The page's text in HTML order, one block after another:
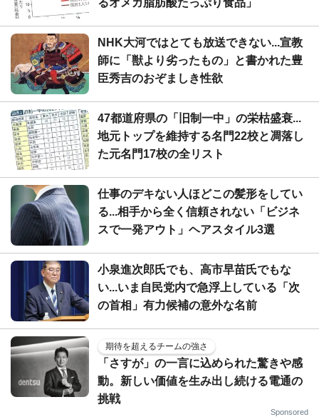
NHK大河ではとても放送できない...宣教
師に「獣より劣ったもの」と書かれた豊
臣秀吉のおぞましき性欲
47都道府県の「旧制一中」の栄枯盛衰...
地元トップを維持する名門22校と凋落し
た元名門17校の全リスト
仕事のデキない人ほどこの髪形をしてい
る...相手から全く信頼されない「ビジネ
スで一発アウト」ヘアスタイル3選
小泉進次郎氏でも、高市早苗氏でもな
い...いま自民党内で急浮上している「次
の首相」有力候補の意外な名前
期待を超えるチームの強さ
「さすが」の一言に込められた驚きや感
動。新しい価値を生み出し続ける電通の
挑戦
Sponsored